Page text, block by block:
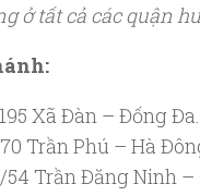
ở tất cả các quận
Xã Đàn – Đống Đa.
Trần Phú – Hà
54 Trần Đăng Ninh –